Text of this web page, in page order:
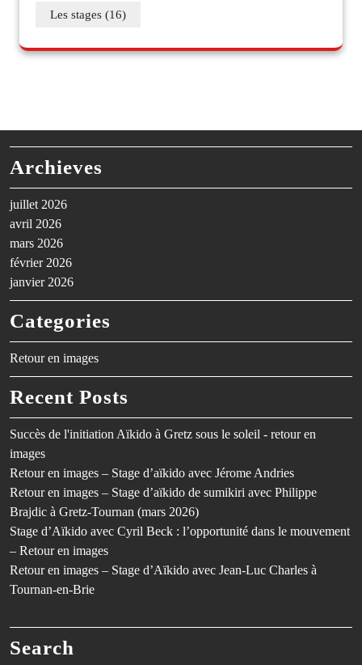
Les stages (16)
Archieves
juillet 2026
avril 2026
mars 2026
février 2026
janvier 2026
Categories
Retour en images
Recent Posts
Succès de l'initiation Aïkido à Gretz sous le soleil - retour en
images
Retour en images – Stage d’aïkido avec Jérome Andries
Retour en images – Stage d’aïkido de sumikiri avec Philippe
Brajdic à Gretz-Tournan (mars 2026)
Stage d’Aïkido avec Cyril Beck : l’opportunité dans le mouvement
– Retour en images
Retour en images – Stage d’Aïkido avec Jean-Luc Charles à
Tournan-en-Brie
Search